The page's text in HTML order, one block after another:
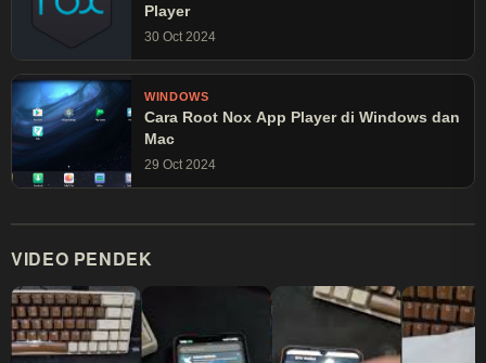
Player
30 Oct 2024
WINDOWS
Cara Root Nox App Player di Windows dan
Mac
29 Oct 2024
VIDEO PENDEK